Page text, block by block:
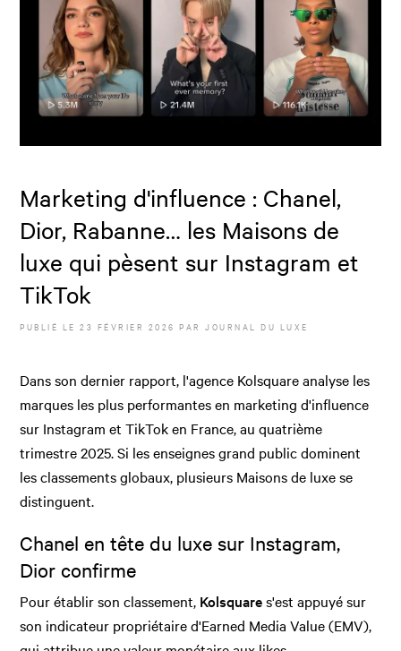
Marketing d'influence : Chanel,
Dior, Rabanne… les Maisons de
luxe qui pèsent sur Instagram et
TikTok
PUBLIÉ LE23 FÉVRIER 2026 PAR JOURNAL DU LUXE
Dans son dernier rapport, l'agence Kolsquare analyse les
marques les plus performantes en marketing d'influence
sur Instagram et TikTok en France, au quatrième
trimestre 2025. Si les enseignes grand public dominent
les classements globaux, plusieurs Maisons de luxe se
distinguent.
Chanel en tête du luxe sur Instagram,
Dior confirme
Pour établir son classement, Kolsquares'est appuyé sur
son indicateur propriétaire d'Earned Media Value (EMV),